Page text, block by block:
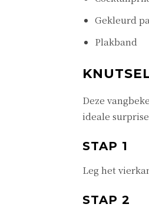
Gekleurd
Plakband
Deze
ideale
STAP 1
Leg het
STAP 2